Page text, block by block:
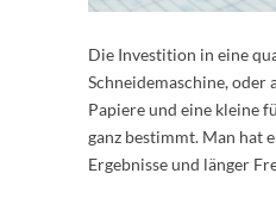
Die Investition in eine
Schneidemaschine, oder
Papiere und eine kleine
ganz bestimmt. Man hat
Ergebnisse und länger